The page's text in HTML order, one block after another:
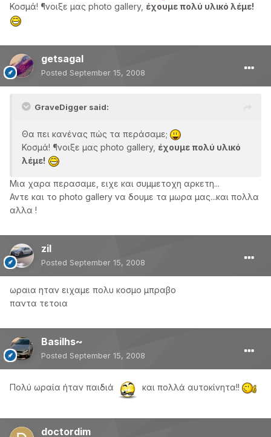
Κοσμά! ¶νοιξε μας photo gallery, έχουμε πολύ υλικό λέμε!
getsagal
Posted September 15, 2008
GraveDigger said:
Θα πει κανένας πώς τα περάσαμε;
Κοσμά! ¶νοιξε μας photo gallery, έχουμε πολύ υλικό
λέμε!
Μια χαρα περασαμε, ειχε και συμμετοχη αρκετη...
Αντε και το photo gallery να δουμε τα μωρα μας...και πολλα
αλλα !
zil
Posted September 15, 2008
ωραια ηταν ειχαμε πολυ κοσμο μπραβο
παντα τετοια
Basilhs~
Posted September 15, 2008
Πολύ ωραία ήταν παιδιά και πολλά αυτοκίνητα!!
doctordim